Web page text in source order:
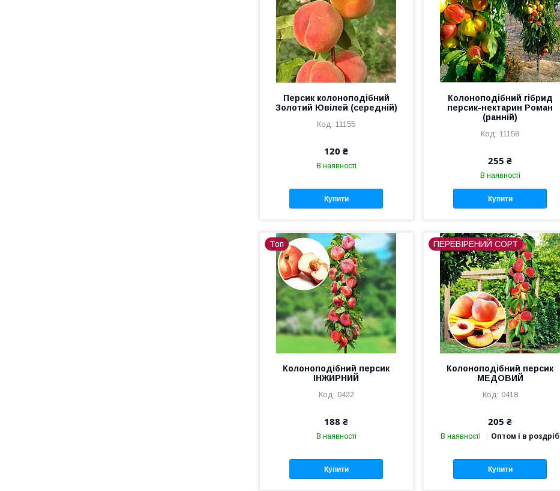
Персик колоноподібний
Золотий Ювілей (середній)
11155
120 ₴
В наявності
Купити
Колоноподібний гібрид
персик-нектарин Роман
(ранній)
11158
255 ₴
В наявності
Купити
Топ
Колоноподібний персик
ІНЖИРНИЙ
0422
188 ₴
В наявності
Купити
ПЕРЕВІРЕНИЙ СОРТ
Колоноподібний персик
МЕДОВИЙ
0418
205 ₴
В наявності Оптом і в роздріб
Купити